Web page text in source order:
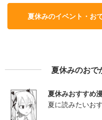
夏休みのイベント・お
夏休みのおで
夏休みおすすめ
夏に読みたいお